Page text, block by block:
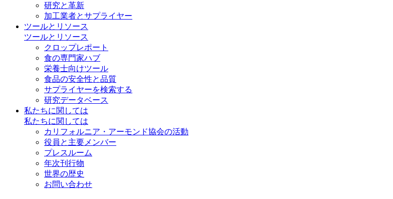
研究と革新
加工業者とサプライヤー
ツールとリソース
ツールとリソース
クロップレポート
食の専門家ハブ
栄養士向けツール
食品の安全性と品質
サプライヤーを検索する
研究データベース
私たちに関しては
私たちに関しては
カリフォルニア・アーモンド協会の活動
役員と主要メンバー
プレスルーム
年次刊行物
世界の歴史
お問い合わせ